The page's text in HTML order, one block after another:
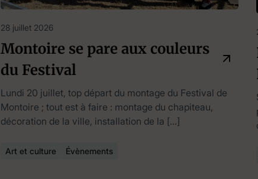
28 juillet 2026
Montoire se pare aux couleurs
du Festival
Lundi 20 juillet, top départ du montage du Festival de
Montoire ; tout est à faire : montage du chapiteau,
décoration de la ville, installation de la […]
Art et culture Évènements